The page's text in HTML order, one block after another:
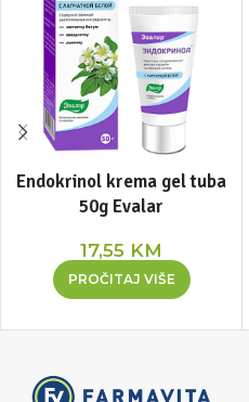
Endokrinol krema gel tuba
50g Evalar
17,55 KM
PROČITAJ VIŠE